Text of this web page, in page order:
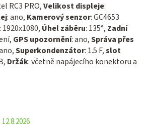
RC3 PRO,Velikost displeje:
: ano, Kamerový senzor: GC4653
: 1920x1080, Úhel záběru: 135°, Zadní
GPS upozornění: ano,Správa přes
Superkondenzátor: 1.5 F,slot
Držák: včetně napájecího konektoru a
12.8.2026